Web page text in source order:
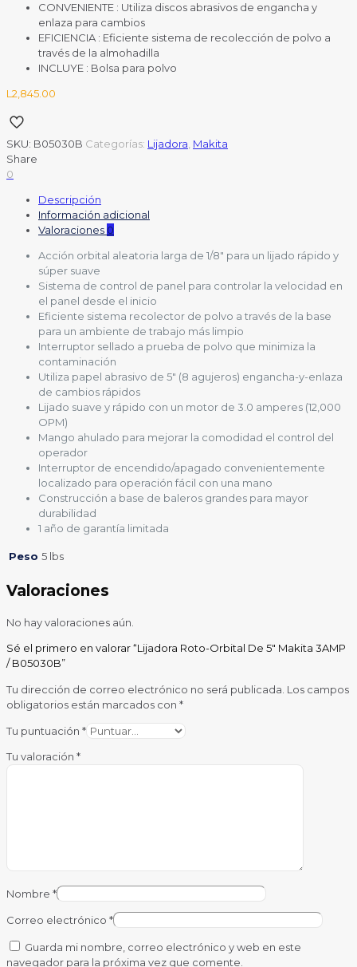
CONVENIENTE : Utiliza discos abrasivos de engancha y
enlaza para cambios
EFICIENCIA : Eficiente sistema de recolección de polvo a
través de la almohadilla
INCLUYE : Bolsa para polvo
L 2,845.00
SKU: B05030B Categorías: Lijadora Makita
Share
0
Descripción
Información adicional
Valoraciones 0
Acción orbital aleatoria larga de 1/8″ para un lijado rápido y
súper suave
Sistema de control de panel para controlar la velocidad en
el panel desde el inicio
Eficiente sistema recolector de polvo a través de la base
para un ambiente de trabajo más limpio
Interruptor sellado a prueba de polvo que minimiza la
contaminación
Utiliza papel abrasivo de 5″ (8 agujeros) engancha-y-enlaza
de cambios rápidos
Lijado suave y rápido con un motor de 3.0 amperes (12,000
OPM)
Mango ahulado para mejorar la comodidad el control del
operador
Interruptor de encendido/apagado convenientemente
localizado para operación fácil con una mano
Construcción a base de baleros grandes para mayor
durabilidad
1 año de garantía limitada
Peso 5 lbs
Valoraciones
No hay valoraciones aún.
Sé el primero en valorar “Lijadora Roto-Orbital De 5″ Makita 3AMP
/ B05030B”
Tu dirección de correo electrónico no será publicada. Los campos
obligatorios están marcados con *
Tu puntuación *
Tu valoración *
Nombre *
Correo electrónico *
Guarda mi nombre, correo electrónico y web en este
navegador para la próxima vez que comente.